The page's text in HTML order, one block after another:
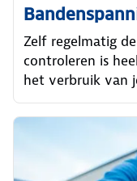
Zelf regelmatig
controleren is
het verbruik van